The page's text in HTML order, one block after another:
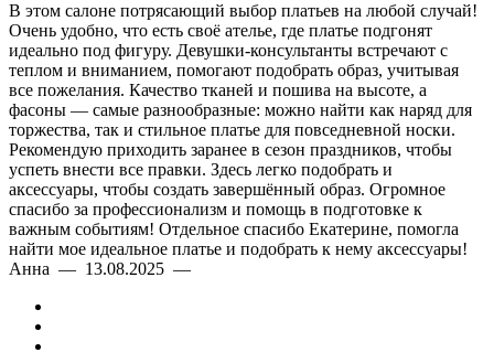
В этом салоне потрясающий выбор платьев на любой случай!
Очень удобно, что есть своё ателье, где платье подгонят
идеально под фигуру. Девушки-консультанты встречают с
теплом и вниманием, помогают подобрать образ, учитывая
все пожелания. Качество тканей и пошива на высоте, а
фасоны — самые разнообразные: можно найти как наряд для
торжества, так и стильное платье для повседневной носки.
Рекомендую приходить заранее в сезон праздников, чтобы
успеть внести все правки. Здесь легко подобрать и
аксессуары, чтобы создать завершённый образ. Огромное
спасибо за профессионализм и помощь в подготовке к
важным событиям! Отдельное спасибо Екатерине, помогла
найти мое идеальное платье и подобрать к нему аксессуары!
Анна — 13.08.2025 —